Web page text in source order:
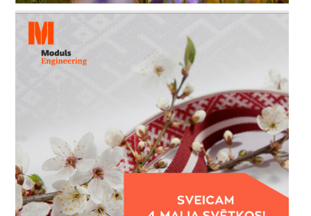
4 мая, 2024
С Днем восстановления
независимости!